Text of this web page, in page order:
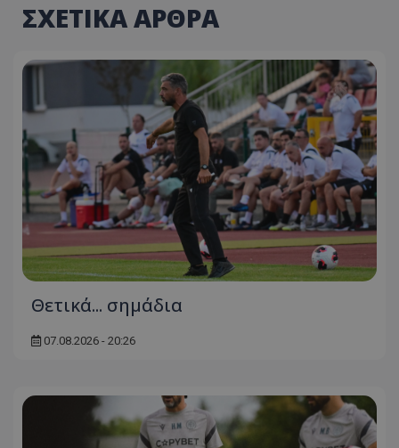
ΣΧΕΤΙΚΑ ΑΡΘΡΑ
Θετικά... σημάδια
07.08.2026 - 20:26